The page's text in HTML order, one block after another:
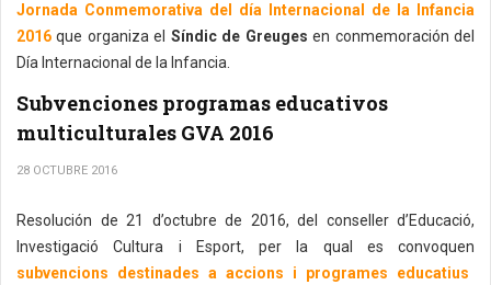
Jornada Conmemorativa del día Internacional de la Infancia
2016 que organiza el Síndic de Greugesen conmemoración del
Día Internacional de la Infancia.
Subvenciones programas educativos
multiculturales GVA 2016
28 OCTUBRE 2016
Resolución de 21 d’octubre de 2016, del conseller d’Educació,
Investigació Cultura i Esport, per la qual es convoquen
subvencions destinades a accions i programes educatius